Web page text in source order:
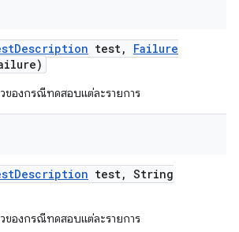
Description test,
Failure
ของกรณีทดสอบแต่ละรายการ
Description test, String
ของกรณีทดสอบแต่ละรายการ